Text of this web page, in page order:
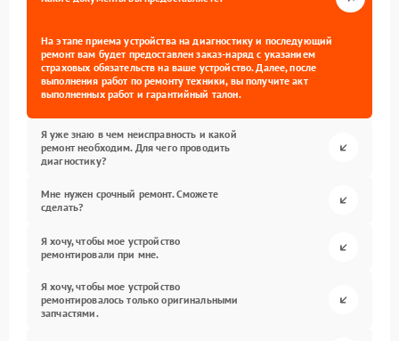
На этапе приема устройства на диагностику и последующий
ремонт вам будет предоставлен заказ-наряд с указанием
страховых обязательств на ваше устройство. Далее, после
выполнения работ по ремонту техники, вы получите акт
выполненных работ и гарантийный талон.
Я уже знаю в чем неисправность и какой
ремонт необходим. Для чего проводить
диагностику?
Мне нужен срочный ремонт. Сможете
сделать?
Я хочу, чтобы мое устройство
ремонтировали при мне.
Я хочу, чтобы мое устройство
ремонтировалось только оригинальными
запчастями.